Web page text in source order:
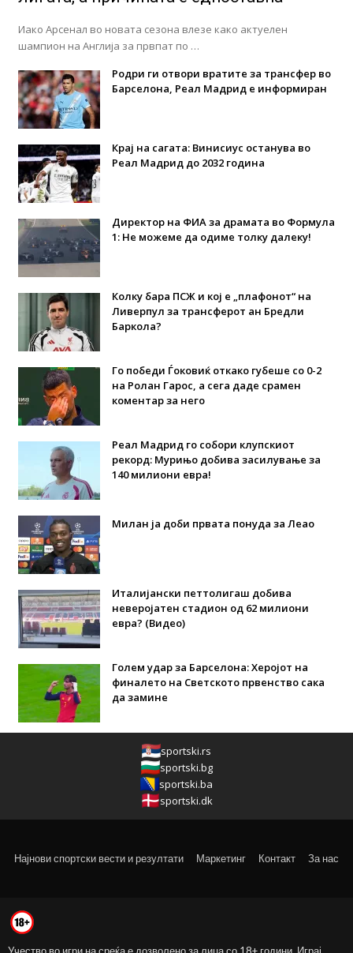
Иако Арсенал во новата сезона влезе како актуелен
шампион на Англија за првпат по …
Родри ги отвори вратите за трансфер во
Барселона, Реал Мадрид е информиран
Крај на сагата: Винисиус останува во
Реал Мадрид до 2032 година
Директор на ФИА за драмата во Формула
1: Не можеме да одиме толку далеку!
Колку бара ПСЖ и кој е „плафонот“ на
Ливерпул за трансферот ан Бредли
Баркола?
Го победи Ѓоковиќ откако губеше со 0-2
на Ролан Гарос, а сега даде срамен
коментар за него
Реал Мадрид го собори клупскиот
рекорд: Мурињо добива засилување за
140 милиони евра!
Милан ја доби првата понуда за Леао
Италијански петтолигаш добива
неверојатен стадион од 62 милиони
евра? (Видео)
Голем удар за Барселона: Херојот на
финалето на Светското првенство сака
да замине
sportski.rs
sportski.bg
sportski.ba
sportski.dk
Најнови спортски вести и резултати Маркетинг Контакт За нас